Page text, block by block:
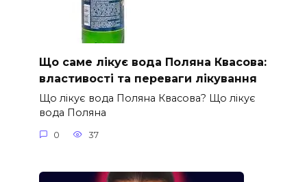
Що саме лікує вода Поляна Квасова:
властивості та переваги лікування
Що лікує вода Поляна Квасова? Що лікує
вода Поляна
0 37